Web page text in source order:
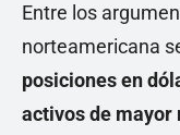
Entre los
norteamericana
posiciones en
activos de mayor